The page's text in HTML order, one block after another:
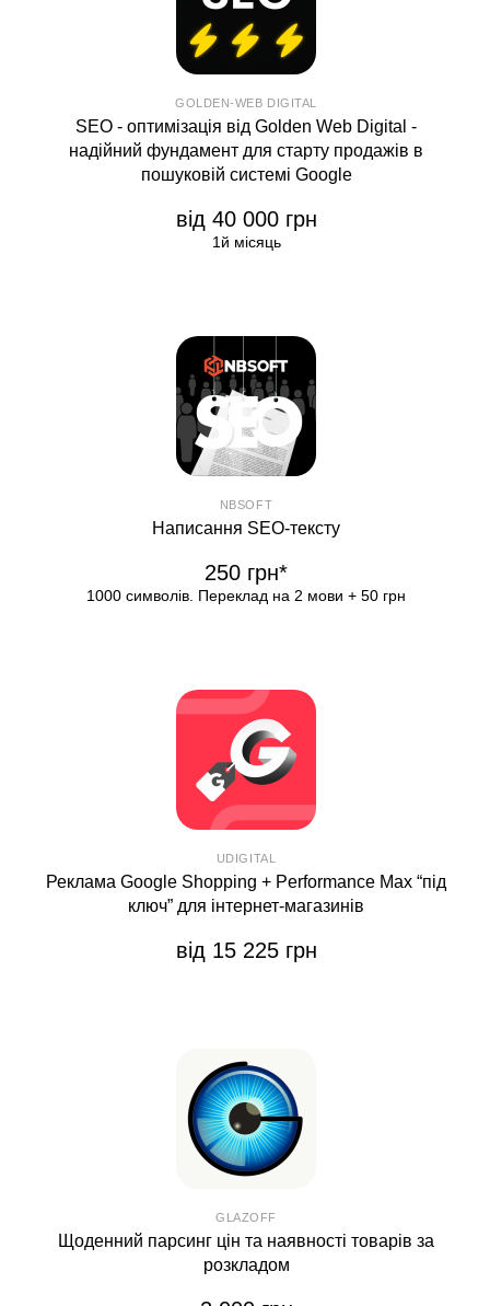
GOLDEN-WEB DIGITAL
SEO - оптимізація від Golden Web Digital -
надійний фундамент для старту продажів в
пошуковій системі Google
від 40 000 грн
1й місяць
NBSOFT
Написання SEO-тексту
250 грн*
1000 символів. Переклад на 2 мови + 50 грн
UDIGITAL
Реклама Google Shopping + Performance Max “під
ключ” для інтернет-магазинів
від 15 225 грн
GLAZOFF
Щоденний парсинг цін та наявності товарів за
розкладом